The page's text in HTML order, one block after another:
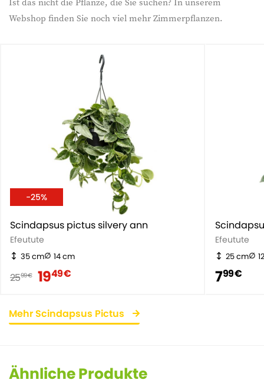
Webshop finden Sie noch viel mehr Zimmerpflanzen.
-25%
Scindapsus pictus silvery ann
Efeutute
35 cm 14 cm
2599 € 1949 €
Efeutute
25 cm
799 €
Mehr Scindapsus Pictus
Ähnliche Produkte